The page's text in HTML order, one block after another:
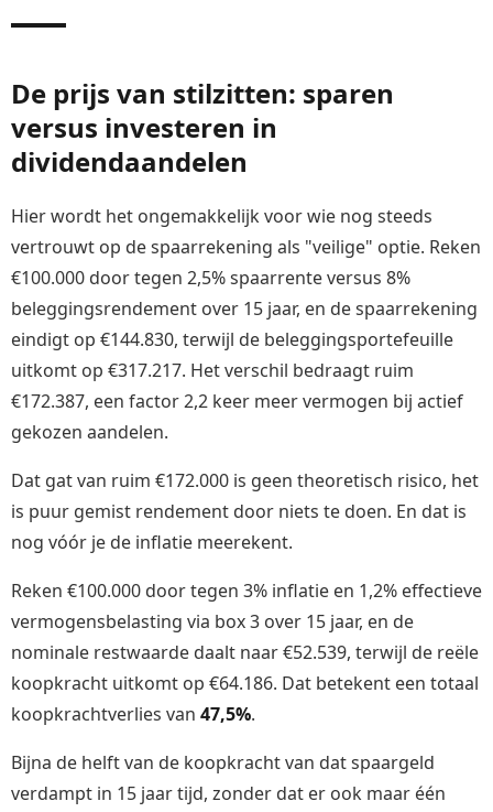
De prijs van stilzitten: sparen
versus investeren in
dividendaandelen
Hier wordt het ongemakkelijk voor wie nog steeds
vertrouwt op de spaarrekening als "veilige" optie. Reken
€100.000 door tegen 2,5% spaarrente versus 8%
beleggingsrendement over 15 jaar, en de spaarrekening
eindigt op €144.830, terwijl de beleggingsportefeuille
uitkomt op €317.217. Het verschil bedraagt ruim
€172.387, een factor 2,2 keer meer vermogen bij actief
gekozen aandelen.
Dat gat van ruim €172.000 is geen theoretisch risico, het
is puur gemist rendement door niets te doen. En dat is
nog vóór je de inflatie meerekent.
Reken €100.000 door tegen 3% inflatie en 1,2% effectieve
vermogensbelasting via box 3 over 15 jaar, en de
nominale restwaarde daalt naar €52.539, terwijl de reële
koopkracht uitkomt op €64.186. Dat betekent een totaal
koopkrachtverlies van 47,5%.
Bijna de helft van de koopkracht van dat spaargeld
verdampt in 15 jaar tijd, zonder dat er ook maar één